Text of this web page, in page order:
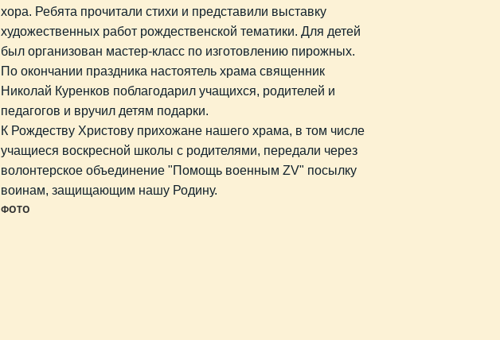
хора. Ребята прочитали стихи и представили выставку
художественных работ рождественской тематики. Для детей
был организован мастер-класс по изготовлению пирожных.
По окончании праздника настоятель храма священник
Николай Куренков поблагодарил учащихся, родителей и
педагогов и вручил детям подарки.
К Рождеству Христову прихожане нашего храма, в том числе
учащиеся воскресной школы с родителями, передали через
волонтерское объединение "Помощь военным ZV" посылку
воинам, защищающим нашу Родину.
ФОТО